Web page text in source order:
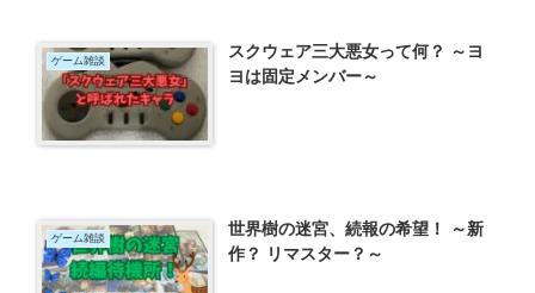
ゲーム雑談
スクウェア三大悪女って何？ ～ヨ
ヨは固定メンバー～
ゲーム雑談
世界樹の迷宮、続報の希望！ ～新
作？ リマスター？～